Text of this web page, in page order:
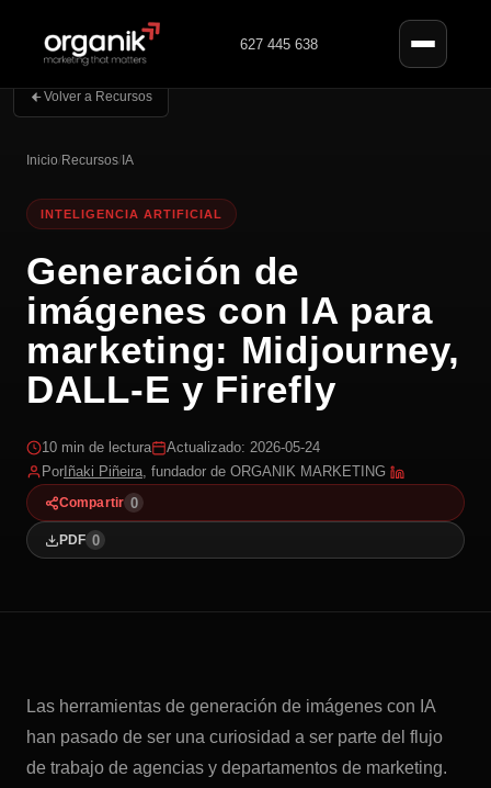
627 445 638
Volver a Recursos
Inicio/Recursos/ IA
INTELIGENCIA ARTIFICIAL
Generación de
imágenes con IA para
marketing: Midjourney,
DALL-E y Firefly
10 min de lectura
Actualizado: 2026-05-24
Por Iñaki Piñeira, fundador de ORGANIK MARKETING
Compartir 0
PDF 0
Las herramientas de generación de imágenes con IA
han pasado de ser una curiosidad a ser parte del flujo
de trabajo de agencias y departamentos de marketing.